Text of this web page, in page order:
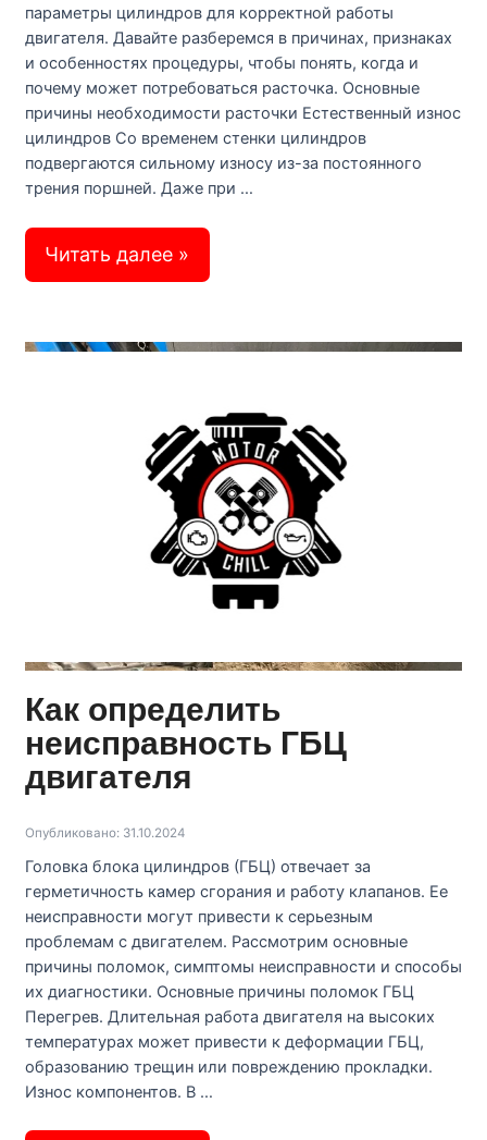
параметры цилиндров для корректной работы
двигателя. Давайте разберемся в причинах, признаках
и особенностях процедуры, чтобы понять, когда и
почему может потребоваться расточка. Основные
причины необходимости расточки Естественный износ
цилиндров Со временем стенки цилиндров
подвергаются сильному износу из-за постоянного
трения поршней. Даже при …
Когда
расточка
цилиндров
Читать далее »
Как определить
неисправность ГБЦ
двигателя
Опубликовано: 31.10.2024
Головка блока цилиндров (ГБЦ) отвечает за
герметичность камер сгорания и работу клапанов. Ее
неисправности могут привести к серьезным
проблемам с двигателем. Рассмотрим основные
причины поломок, симптомы неисправности и способы
их диагностики. Основные причины поломок ГБЦ
Перегрев. Длительная работа двигателя на высоких
температурах может привести к деформации ГБЦ,
образованию трещин или повреждению прокладки.
Износ компонентов. В …